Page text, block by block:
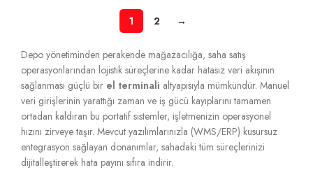
1 2 →
Depo yönetiminden perakende mağazacılığa, saha satış
operasyonlarından lojistik süreçlerine kadar hatasız veri akışının
sağlanması güçlü bir el terminali altyapısıyla mümkündür. Manuel
veri girişlerinin yarattığı zaman ve iş gücü kayıplarını tamamen
ortadan kaldıran bu portatif sistemler, işletmenizin operasyonel
hızını zirveye taşır. Mevcut yazılımlarınızla (WMS/ERP) kusursuz
entegrasyon sağlayan donanımlar, sahadaki tüm süreçlerinizi
dijitalleştirerek hata payını sıfıra indirir.